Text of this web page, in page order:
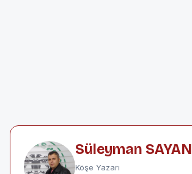
Süleyman SAYAN
Köşe Yazarı